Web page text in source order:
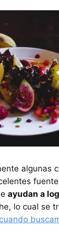
algunas
ayudan a
lo cual se